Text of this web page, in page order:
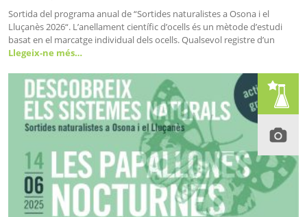
Sortida del programa anual de “Sortides naturalistes a Osona i el
Lluçanès 2026“. L’anellament científic d’ocells és un mètode d’estudi
basat en el marcatge individual dels ocells. Qualsevol registre d’un
Llegeix-ne més…